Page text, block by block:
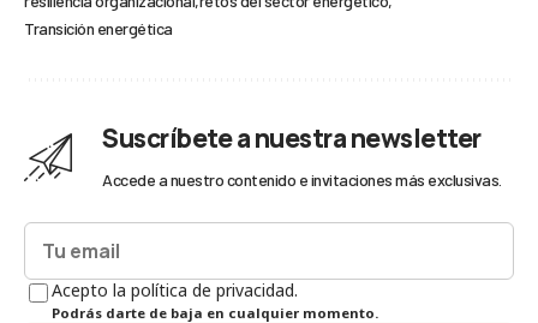
Transición energética
Suscríbete a nuestra newsletter
Accede a nuestro contenido e invitaciones más exclusivas.
Acepto la política de privacidad.
Podrás darte de baja en cualquier momento.